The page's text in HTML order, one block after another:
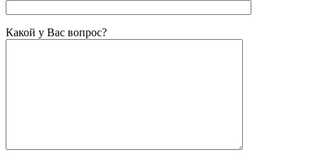
Какой у Вас вопрос?